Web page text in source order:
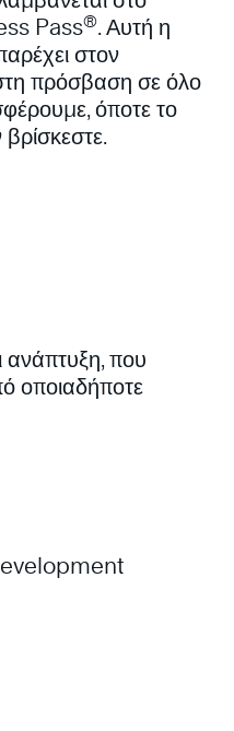
σας
Pass®. Αυτή η
στον
πρόσβαση σε όλο
όποτε το
ανάπτυξη, που
οποιαδήποτε